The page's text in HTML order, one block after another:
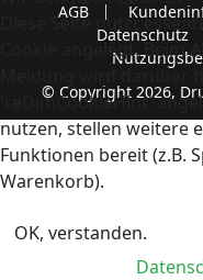
AGB
Datenschutz
© Copyright 2026,
Diese Seite nutzt
Cookie angelegt. Beim
Meldung wird darüber
'reDimCookieHint'
nutzen, stellen weitere
Funktionen bereit (z.B.
Warenkorb).
OK, verstanden.